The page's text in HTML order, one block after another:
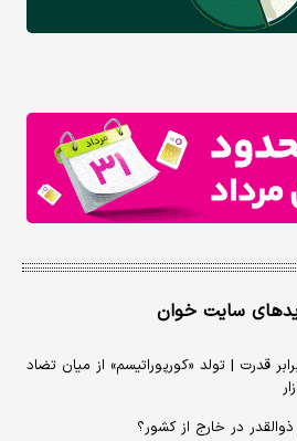
سایت خوان
قدرت | تولد «کورپوراتیسم» از میان تضاد
در خارج از کشور؟